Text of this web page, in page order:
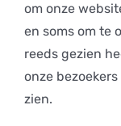
om onze
en soms om te
reeds gezien
onze
zien.